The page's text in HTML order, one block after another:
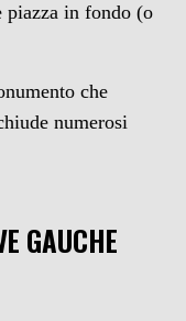
piazza in fondo (o
che
numerosi
GAUCHE